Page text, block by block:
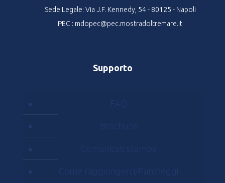
Sede Legale: Via J.F. Kennedy, 54 - 80125 - Napoli
PEC : mdopec@pec.mostradoltremare.it
Supporto
FAQ
Brochure
Comunicati stampa
Come raggiungerci/Parcheggi